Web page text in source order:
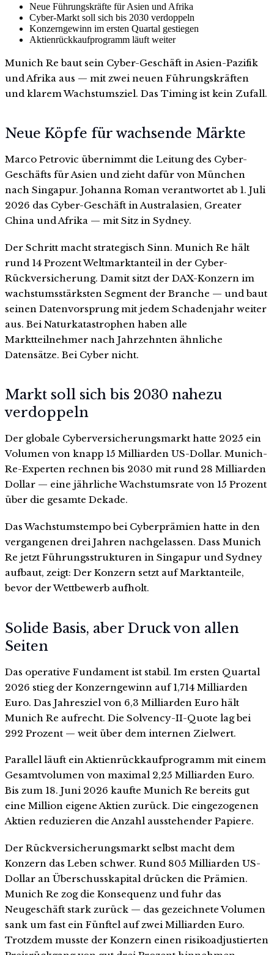
Neue Führungskräfte für Asien und Afrika
Cyber-Markt soll sich bis 2030 verdoppeln
Konzerngewinn im ersten Quartal gestiegen
Aktienrückkaufprogramm läuft weiter
Munich Re baut sein Cyber-Geschäft in Asien-Pazifik
und Afrika aus — mit zwei neuen Führungskräften
und klarem Wachstumsziel. Das Timing ist kein Zufall.
Neue Köpfe für wachsende Märkte
Marco Petrovic übernimmt die Leitung des Cyber-
Geschäfts für Asien und zieht dafür von München
nach Singapur. Johanna Roman verantwortet ab 1. Juli
2026 das Cyber-Geschäft in Australasien, Greater
China und Afrika — mit Sitz in Sydney.
Der Schritt macht strategisch Sinn. Munich Re hält
rund 14 Prozent Weltmarktanteil in der Cyber-
Rückversicherung. Damit sitzt der DAX-Konzern im
wachstumsstärksten Segment der Branche — und baut
seinen Datenvorsprung mit jedem Schadenjahr weiter
aus. Bei Naturkatastrophen haben alle
Marktteilnehmer nach Jahrzehnten ähnliche
Datensätze. Bei Cyber nicht.
Markt soll sich bis 2030 nahezu
verdoppeln
Der globale Cyberversicherungsmarkt hatte 2025 ein
Volumen von knapp 15 Milliarden US-Dollar. Munich-
Re-Experten rechnen bis 2030 mit rund 28 Milliarden
Dollar — eine jährliche Wachstumsrate von 15 Prozent
über die gesamte Dekade.
Das Wachstumstempo bei Cyberprämien hatte in den
vergangenen drei Jahren nachgelassen. Dass Munich
Re jetzt Führungsstrukturen in Singapur und Sydney
aufbaut, zeigt: Der Konzern setzt auf Marktanteile,
bevor der Wettbewerb aufholt.
Solide Basis, aber Druck von allen
Seiten
Das operative Fundament ist stabil. Im ersten Quartal
2026 stieg der Konzerngewinn auf 1,714 Milliarden
Euro. Das Jahresziel von 6,3 Milliarden Euro hält
Munich Re aufrecht. Die Solvency-II-Quote lag bei
292 Prozent — weit über dem internen Zielwert.
Parallel läuft ein Aktienrückkaufprogramm mit einem
Gesamtvolumen von maximal 2,25 Milliarden Euro.
Bis zum 18. Juni 2026 kaufte Munich Re bereits gut
eine Million eigene Aktien zurück. Die eingezogenen
Aktien reduzieren die Anzahl ausstehender Papiere.
Der Rückversicherungsmarkt selbst macht dem
Konzern das Leben schwer. Rund 805 Milliarden US-
Dollar an Überschusskapital drücken die Prämien.
Munich Re zog die Konsequenz und fuhr das
Neugeschäft stark zurück — das gezeichnete Volumen
sank um fast ein Fünftel auf zwei Milliarden Euro.
Trotzdem musste der Konzern einen risikoadjustierten